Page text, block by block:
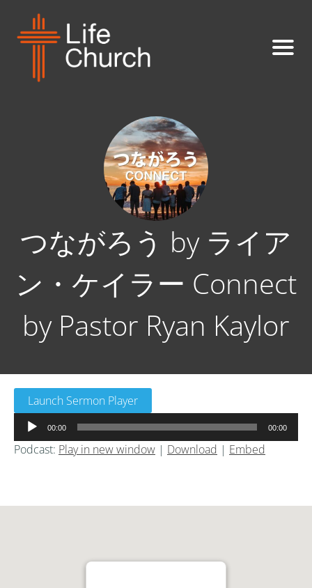
つながろう by ライア
ン・ケイラー Connect
by Pastor Ryan Kaylor
Launch Sermon Player
声
プ
ヤ
00:00 00:00
Podcast: Play in new window | Download | Embed